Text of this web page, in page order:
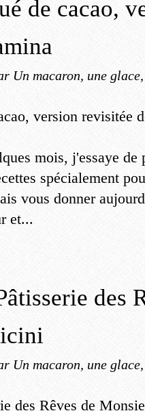
de cacao,
Un macaron, une
mois, j'essaye
spécialement
vous donner
et...
des
Un macaron, une